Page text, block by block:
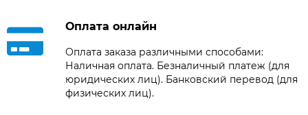
Оплата онлайн
Оплата заказа различными способами:
Наличная оплата. Безналичный платеж (для
юридических лиц). Банковский перевод (для
физических лиц).